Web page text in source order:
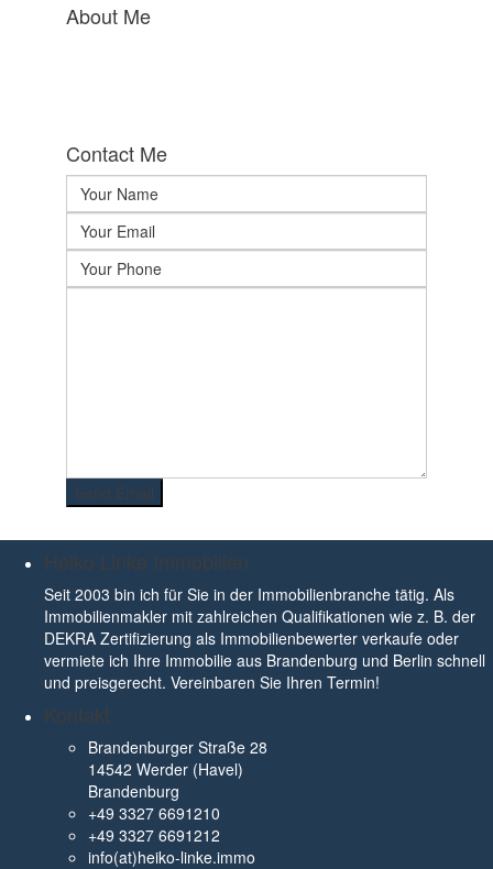
About Me
Contact Me
Heiko Linke Immobilien
Seit 2003 bin ich für Sie in der Immobilienbranche tätig. Als
Immobilienmakler mit zahlreichen Qualifikationen wie z. B. der
DEKRA Zertifizierung als Immobilienbewerter verkaufe oder
vermiete ich Ihre Immobilie aus Brandenburg und Berlin schnell
und preisgerecht. Vereinbaren Sie Ihren Termin!
Kontakt
Brandenburger Straße 28
14542 Werder (Havel)
Brandenburg
+49 3327 6691210
+49 3327 6691212
info(at)heiko-linke.immo